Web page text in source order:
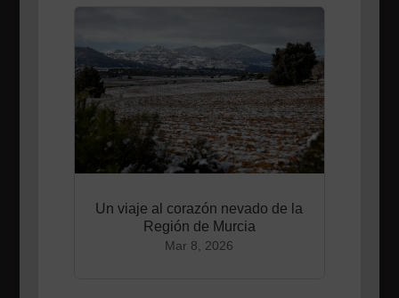
Un viaje al corazón nevado de la
Región de Murcia
Mar 8, 2026